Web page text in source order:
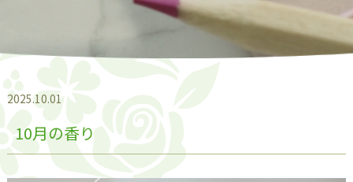
2025.10.01
10月の香り